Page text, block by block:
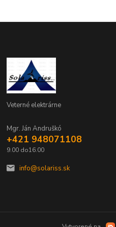
Veterné elektrárne
Mgr. Ján Andruškó
+421 948071108
9.00 do16.00
info@solariss.sk